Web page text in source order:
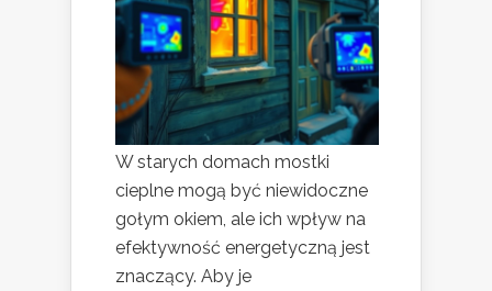
W starych domach mostki
cieplne mogą być niewidoczne
gołym okiem, ale ich wpływ na
efektywność energetyczną jest
znaczący. Aby je